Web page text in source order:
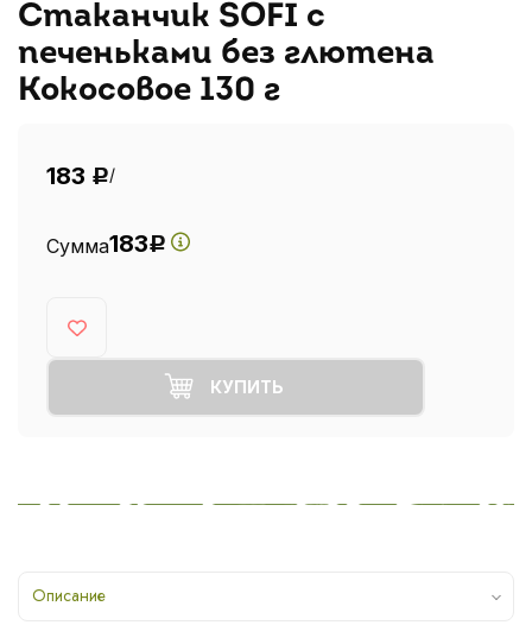
Стаканчик SOFI c
печеньками без глютена
Кокосовое 130 г
183 Р/
Сумма183Р
КУПИТЬ
Описание